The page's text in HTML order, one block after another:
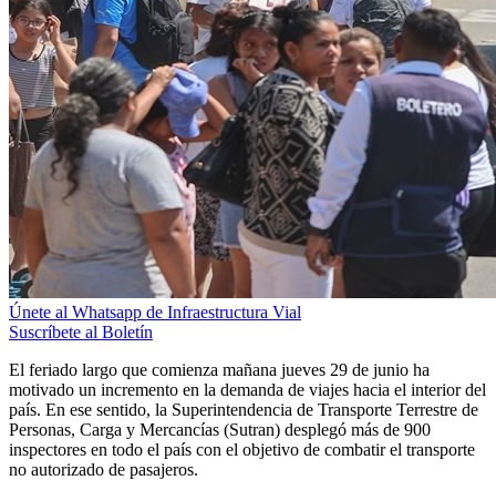
Únete al Whatsapp de Infraestructura Vial
Suscríbete al Boletín
El feriado largo que comienza mañana jueves 29 de junio ha
motivado un incremento en la demanda de viajes hacia el interior del
país. En ese sentido, la Superintendencia de Transporte Terrestre de
Personas, Carga y Mercancías (Sutran) desplegó más de 900
inspectores en todo el país con el objetivo de combatir el transporte
no autorizado de pasajeros.